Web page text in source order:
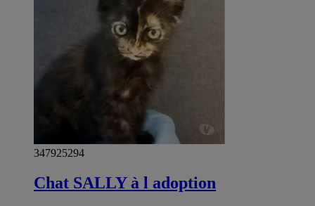
347925294
Chat SALLY à l adoption